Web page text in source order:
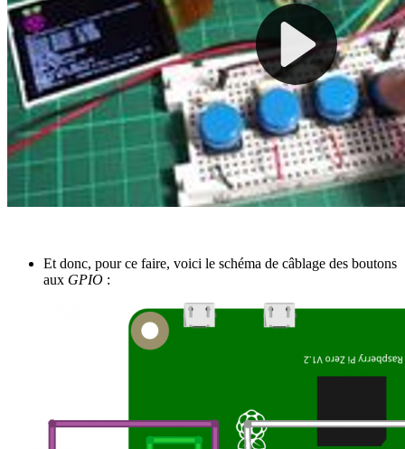
Et donc, pour ce faire, voici le schéma de câblage des boutons
aux GPIO :